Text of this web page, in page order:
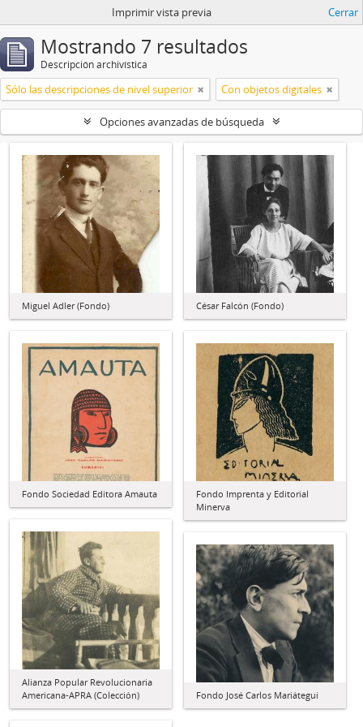
Imprimir vista previa Cerrar
Mostrando 7 resultados
Descripción archivística
Sólo las descripciones de nivel superior Con objetos digitales
Opciones avanzadas de búsqueda
Miguel Adler (Fondo) César Falcón (Fondo)
Fondo Sociedad Editora Amauta
Fondo Imprenta y Editorial
Minerva
Alianza Popular Revolucionaria
Americana-APRA (Colección)
Fondo José Carlos Mariátegui